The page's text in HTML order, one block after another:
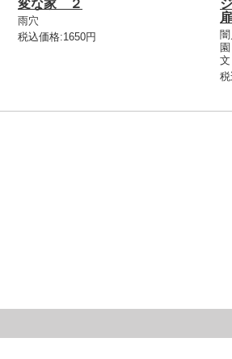
変な家 ２
雨穴
税込価格:1650円
税